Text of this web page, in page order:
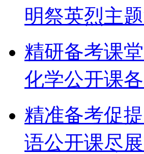
明祭英烈主
精研备考课
化学公开课
精准备考促
语公开课尽